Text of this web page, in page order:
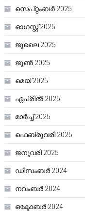
സെപ്റ്റംബർ 2025
ഓഗസ്റ്റ്‌ 2025
ജൂലൈ 2025
ജൂൺ 2025
മെയ്‌ 2025
ഏപ്രിൽ 2025
മാർച്ച്‌ 2025
ഫെബ്രുവരി 2025
ജനുവരി 2025
ഡിസംബർ 2024
നവംബർ 2024
ഒക്ടോബർ 2024